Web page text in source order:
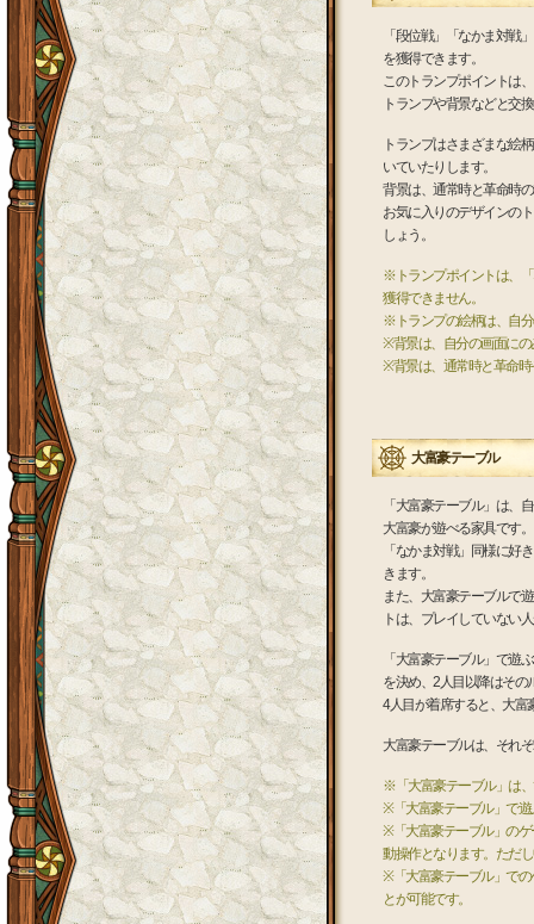
「段位戦」「なかま対戦
を獲得できます。
このトランプポイントは
トランプや背景などと交
トランプはさまざまな絵
いていたりします。
背景は、通常時と革命時
お気に入りのデザインの
しょう。
※トランプポイントは、
獲得できません。
※トランプの絵柄は、自
※背景は、自分の画面にの
※背景は、通常時と革命
大富豪テーブル
「大富豪テーブル」は、
大富豪が遊べる家具です。
「なかま対戦」同様に好
きます。
また、大富豪テーブルで
トは、プレイしていない
「大富豪テーブル」で遊
を決め、2人目以降はその
4人目が着席すると、大富
大富豪テーブルは、それ
※「大富豪テーブル」は
※「大富豪テーブル」で遊
※「大富豪テーブル」のゲ
動操作となります。ただ
※「大富豪テーブル」での
とが可能です。